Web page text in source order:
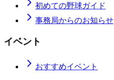
初めての野球ガイド
事務局からのお知らせ
イベント
おすすめイベント